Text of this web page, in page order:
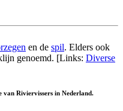
en de spil. Elders ook
genoemd. [Links: Diverse
Riviervissers in Nederland.